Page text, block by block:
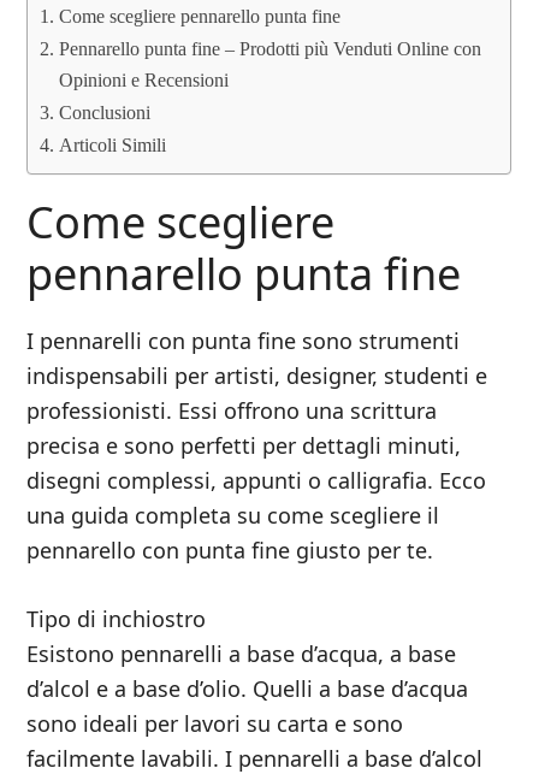
Come scegliere pennarello punta fine
Pennarello punta fine – Prodotti più Venduti Online con
Opinioni e Recensioni
Conclusioni
Articoli Simili
Come scegliere
pennarello punta fine
I pennarelli con punta fine sono strumenti
indispensabili per artisti, designer, studenti e
professionisti. Essi offrono una scrittura
precisa e sono perfetti per dettagli minuti,
disegni complessi, appunti o calligrafia. Ecco
una guida completa su come scegliere il
pennarello con punta fine giusto per te.
Tipo di inchiostro
Esistono pennarelli a base d’acqua, a base
d’alcol e a base d’olio. Quelli a base d’acqua
sono ideali per lavori su carta e sono
facilmente lavabili. I pennarelli a base d’alcol